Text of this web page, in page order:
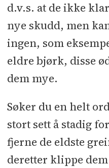
d.v.s. at de ikke
nye skudd, men
ingen, som
eldre bjørk, disse
dem mye.
Søker du en helt
stort sett å stadig
fjerne de eldste
deretter klippe